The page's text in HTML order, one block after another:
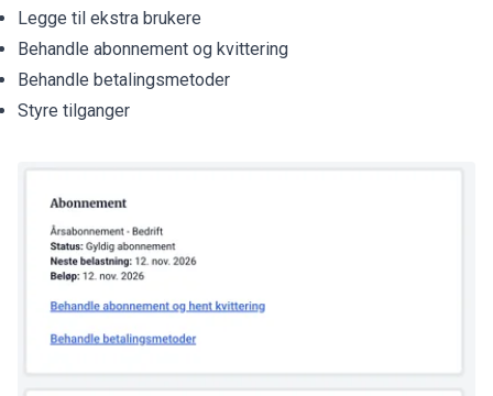
Legge til ekstra brukere
Behandle abonnement og kvittering
Behandle betalingsmetoder
Styre tilganger